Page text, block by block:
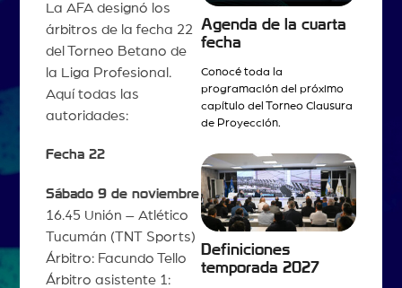
La AFA designó los
árbitros de la fecha 22
del Torneo Betano de
la Liga Profesional.
Aquí todas las
autoridades:
Fecha 22
Sábado 9 de noviembre
16.45 Unión – Atlético
Tucumán (TNT Sports)
Árbitro: Facundo Tello
Árbitro asistente 1:
Agenda de la cuarta
fecha
Conocé toda la
programación del próximo
capítulo del Torneo Clausura
de Proyección.
Definiciones
temporada 2027